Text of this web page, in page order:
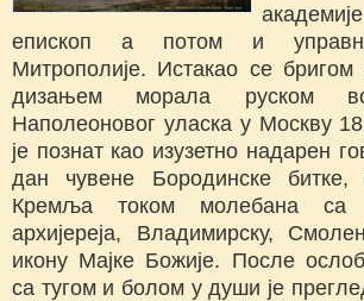
епископ а потом и
Митрополије. Истакао се
дизањем морала руском
Наполеоновог уласка у Москву
је познат као изузетно надарен
дан чувене Бородинске битке,
Кремља током молебана са
архијереја, Владимирску,
икону Мајке Божије. После
са тугом и болом у души је